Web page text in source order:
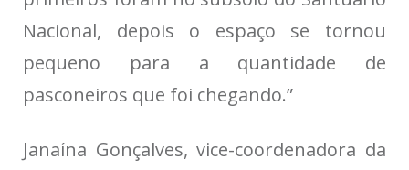
Nacional, depois o espaço se tornou
pequeno para a quantidade de
pasconeiros que foi chegando.”
Janaína Gonçalves, vice-coordenadora da